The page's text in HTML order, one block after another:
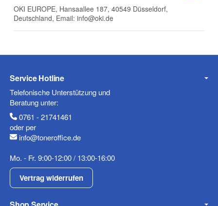
E-Mail
Mobiltelefon
Fax
OKI EUROPE, Hansaallee 187, 40549 Düsseldorf,
Deutschland, Email: info@oki.de
Service Hotline
Telefonische Unterstützung und
Beratung unter:
0761 - 21741461
oder per
info@toneroffice.de
Mo. - Fr. 9:00-12:00 / 13:00-16:00
Vertrag widerrufen